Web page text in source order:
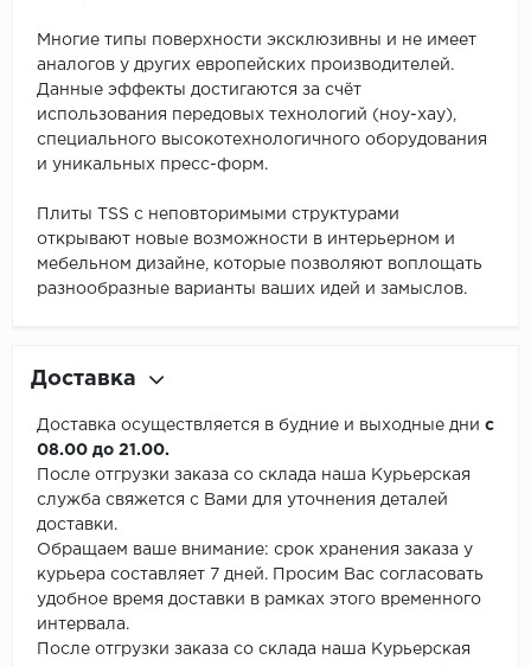
Многие типы поверхности эксклюзивны и не имеет
аналогов у других европейских производителей.
Данные эффекты достигаются за счёт
использования передовых технологий (ноу-хау),
специального высокотехнологичного оборудования
и уникальных пресс-форм.
Плиты TSS с неповторимыми структурами
открывают новые возможности в интерьерном и
мебельном дизайне, которые позволяют воплощать
разнообразные варианты ваших идей и замыслов.
Доставка
Доставка осуществляется в будние и выходные дни с
08.00 до 21.00.
После отгрузки заказа со склада наша Курьерская
служба свяжется с Вами для уточнения деталей
доставки.
Обращаем ваше внимание: срок хранения заказа у
курьера составляет 7 дней. Просим Вас согласовать
удобное время доставки в рамках этого временного
интервала.
После отгрузки заказа со склада наша Курьерская